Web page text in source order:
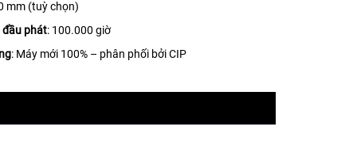
mm (tuỳ chọn)
đầu phát: 100.000 giờ
: Máy mới 100% – phân phối bởi CIP